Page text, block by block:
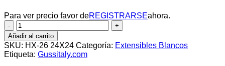
Para ver precio favor deREGISTRARSEahora.
HX-
26
24X24
cantidad
Añadir al carrito
SKU: HX-26 24X24 Categoría: Extensibles Blancos
Etiqueta: Gussitaly.com